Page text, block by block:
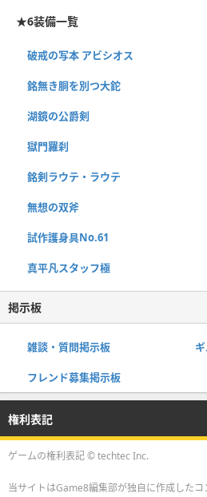
★6装備一覧
破戒の写本 アビシオス
銘無き胴を別つ大鉈
湖鏡の公爵剣
獄門羅刹
銘剣ラウテ・ラウテ
無想の双斧
試作護身具No.61
真平凡スタッフ極
掲示板
雑談・質問掲示板
フレンド募集掲示板
権利表記
ゲームの権利表記 ©︎ techtec Inc.
当サイトはGame8編集部が独自に作成したコ